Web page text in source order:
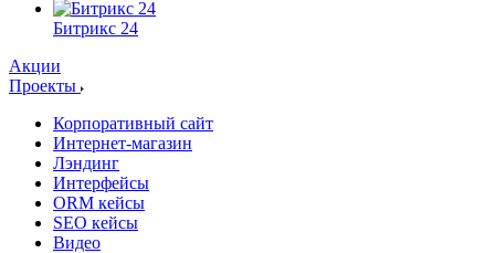
Битрикс 24
Акции
Проекты
Корпоративный сайт
Интернет-магазин
Лэндинг
Интерфейсы
ORM кейсы
SEO кейсы
Видео